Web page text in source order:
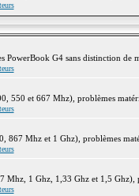
PowerBook G4 sans distinction de
550 et 667 Mhz), problèmes
867 Mhz et 1 Ghz), problèmes
Mhz, 1 Ghz, 1,33 Ghz et 1,5 Ghz),